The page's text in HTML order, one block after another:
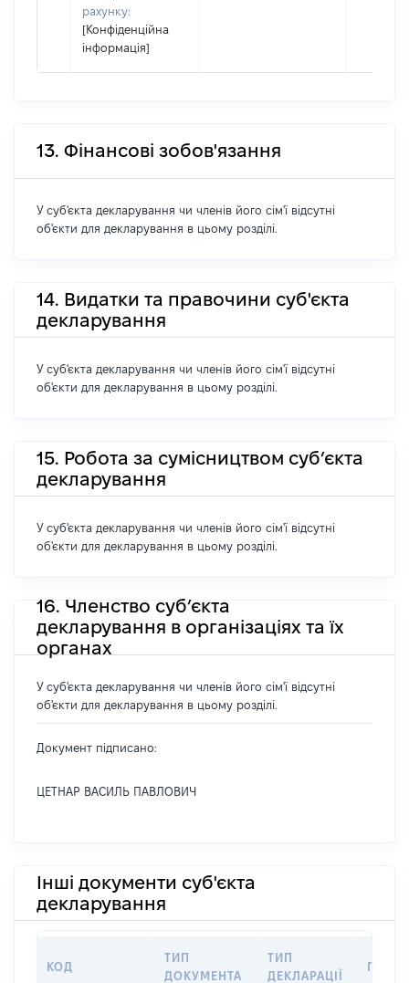
рахунку:
[Конфіденційна
інформація]
13. Фінансові зобов'язання
У суб'єкта декларування чи членів його сім'ї відсутні
об'єкти для декларування в цьому розділі.
14. Видатки та правочини суб'єкта
декларування
У суб'єкта декларування чи членів його сім'ї відсутні
об'єкти для декларування в цьому розділі.
15. Робота за сумісництвом суб’єкта
декларування
У суб'єкта декларування чи членів його сім'ї відсутні
об'єкти для декларування в цьому розділі.
16. Членство суб’єкта
декларування в організаціях та їх
органах
У суб'єкта декларування чи членів його сім'ї відсутні
об'єкти для декларування в цьому розділі.
Документ підписано:
ЦЕТНАР ВАСИЛЬ ПАВЛОВИЧ
Інші документи суб'єкта
декларування
КОД
ТИП
ДОКУМЕНТА
ТИП
ДЕКЛАРАЦІЇ